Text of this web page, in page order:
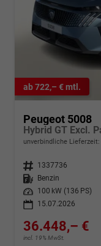
ab 722,– € mtl.
Peugeot 5008
Hybrid GT Excl.
unverbindliche Lieferzeit:
Fahrzeugnr. 1337736
Kraftstoff
Benzin
Leistung
100 kW (136 PS)
15.07.2026
36.448,– €
incl. 19% MwSt.